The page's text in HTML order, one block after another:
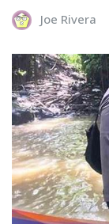
Joe Rivera